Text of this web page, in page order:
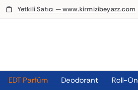
SkipYetkili Satıcı — www.kirmizibeyazz.com
EDT Parfüm Deodorant Roll-On